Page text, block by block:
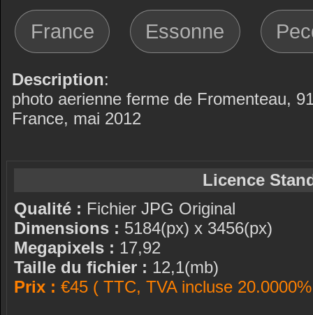
France Essonne
Description:
photo aerienne ferme de Fromenteau,
France, mai 2012
Licence
Qualité : Fichier JPG Original
Dimensions : 5184(px) x 3456(px)
Megapixels : 17,92
Taille du fichier : 12,1(mb)
Prix : €45 ( TTC, TVA incluse